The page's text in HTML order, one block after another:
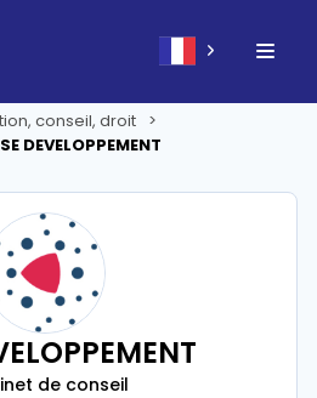
conseil, droit
DEVELOPPEMENT
de conseil